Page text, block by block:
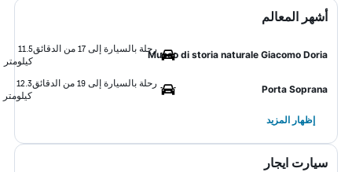
أشهر المعالم
Museo di storia naturale Giacomo Doria
رحلة بالسيارة إلى 17 من الدقائق
11.5
كيلومتر
Porta Soprana
رحلة بالسيارة إلى 19 من الدقائق
12.3
كيلومتر
إظهار المزيد
سيارت ايجار